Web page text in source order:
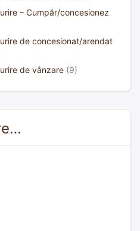
– Cumpăr/concesionez
de concesionat/arendat
de vânzare (9)